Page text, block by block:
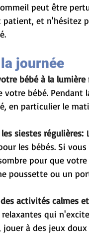
peut être
patient, et n'hésitez
journée
bébé à la lumière
votre bébé. Pendant
en particulier le
siestes régulières:
les bébés. Si
pour que
poussette ou un
activités calmes
qui
jouer à des jeux